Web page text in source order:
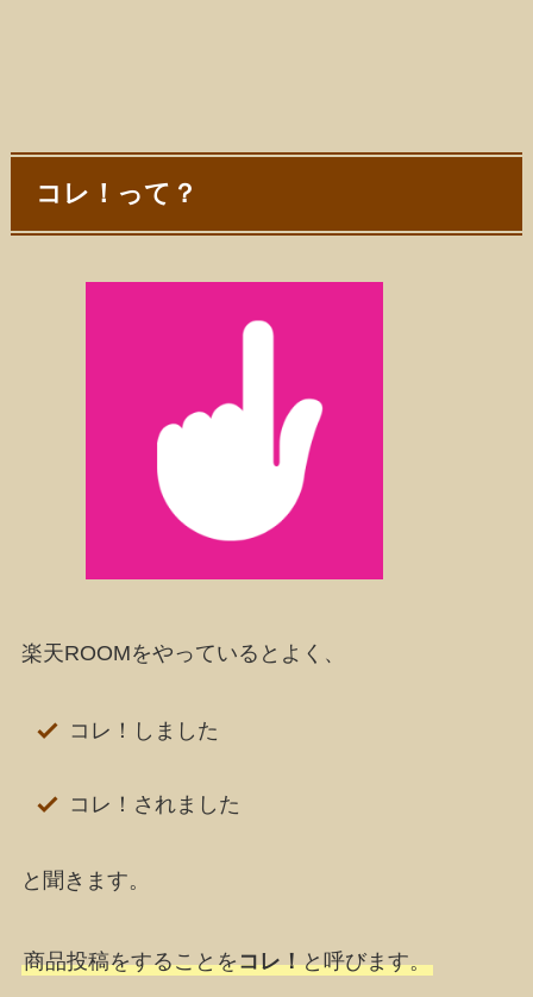
コレ！って？
楽天ROOMをやっているとよく、
コレ！しました
コレ！されました
と聞きます。
商品投稿をすることをコレ！と呼びます。